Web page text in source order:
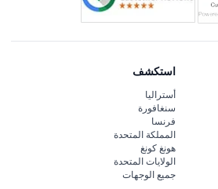
استكشف
أستراليا
سنغافورة
فرنسا
المملكة المتحدة
هونغ كونغ
الولايات المتحدة
جميع الوجهات